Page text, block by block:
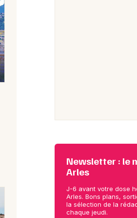
Newsletter : le
Arles
J-6 avant votre dose
Arles. Bons plans,
la sélection de la
chaque jeudi.